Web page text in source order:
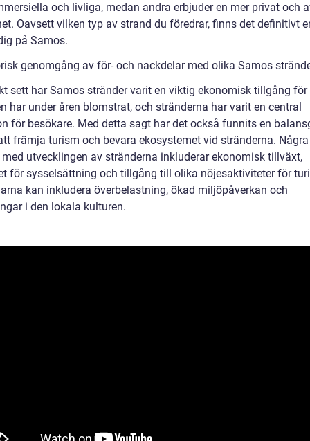
och livliga, medan andra erbjuder en mer privat och
Oavsett vilken typ av strand du föredrar, finns det definitivt
på Samos.
genomgång av för- och nackdelar med olika Samos
sett har Samos stränder varit en viktig ekonomisk tillgång för
har under åren blomstrat, och stränderna har varit en central
för besökare. Med detta sagt har det också funnits en
främja turism och bevara ekosystemet vid stränderna. Några
utvecklingen av stränderna inkluderar ekonomisk tillväxt,
för sysselsättning och tillgång till olika nöjesaktiviteter för
kan inkludera överbelastning, ökad miljöpåverkan och
i den lokala kulturen.